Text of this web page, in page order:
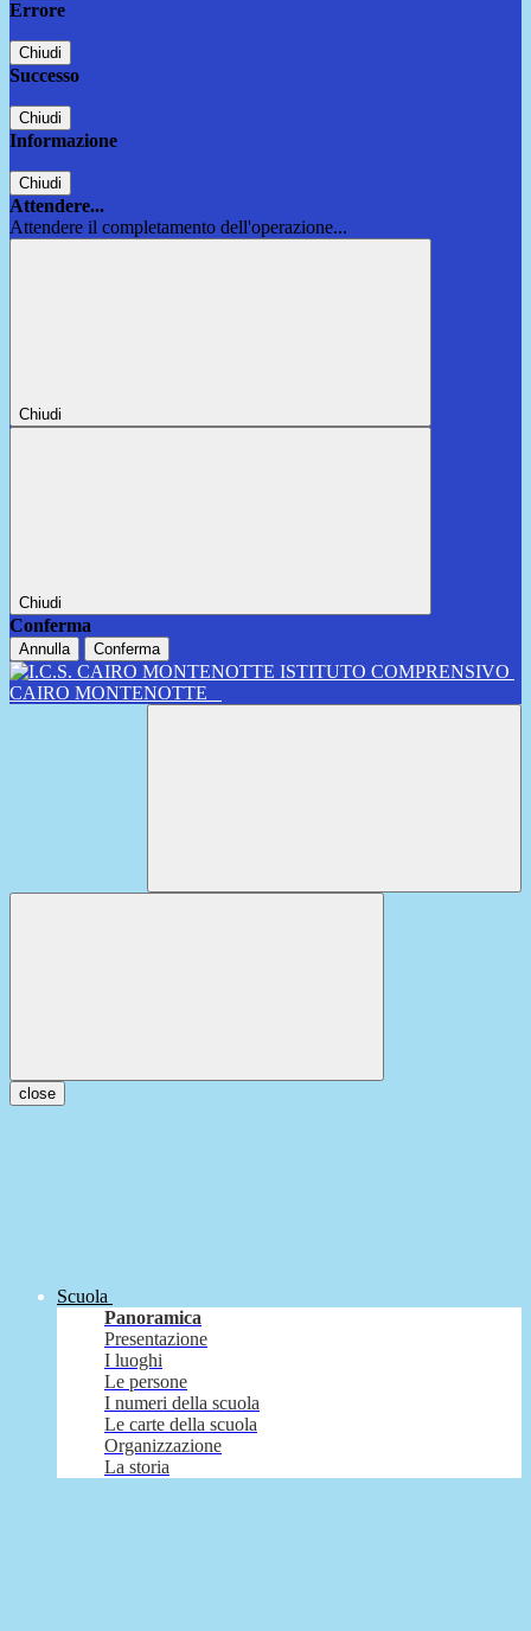
Errore
Chiudi
Successo
Chiudi
Informazione
Chiudi
Attendere...
Attendere il completamento dell'operazione...
Chiudi
Chiudi
Conferma
Annulla Conferma
ISTITUTO COMPRENSIVO
CAIRO MONTENOTTE
close
Scuola
Panoramica
Presentazione
I luoghi
Le persone
I numeri della scuola
Le carte della scuola
Organizzazione
La storia